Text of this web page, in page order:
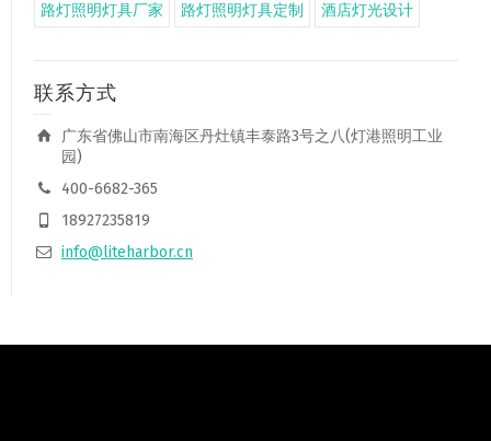
路灯照明灯具厂家 路灯照明灯具定制 酒店灯光设计
联系方式
广东省佛山市南海区丹灶镇丰泰路3号之八(灯港照明工业
园)
400-6682-365
18927235819
info@liteharbor.cn